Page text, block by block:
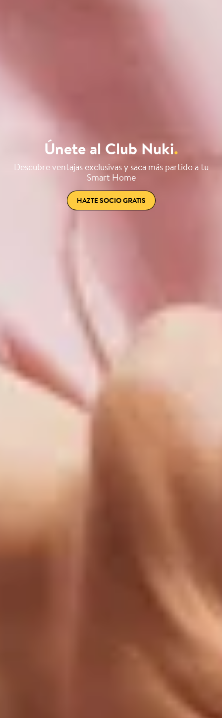
Únete al Club Nuki.
Descubre ventajas exclusivas y saca más partido a tu
Smart Home
HAZTE SOCIO GRATIS